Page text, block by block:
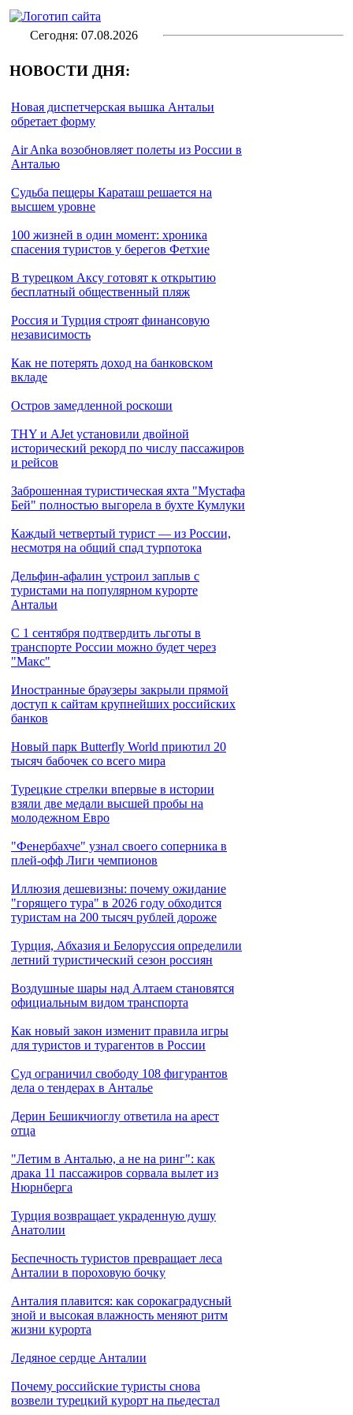
Сегодня: 07.08.2026
НОВОСТИ ДНЯ:
Новая диспетчерская вышка Антальи
обретает форму
Air Anka возобновляет полеты из России в
Анталью
Cудьба пещеры Караташ решается на
высшем уровне
100 жизней в один момент: хроника
спасения туристов у берегов Фетхие
В турецком Аксу готовят к открытию
бесплатный общественный пляж
Россия и Турция строят финансовую
независимость
Как не потерять доход на банковском
вкладе
Остров замедленной роскоши
THY и AJet установили двойной
исторический рекорд по числу пассажиров
и рейсов
Заброшенная туристическая яхта "Мустафа
Бей" полностью выгорела в бухте Кумлуки
Каждый четвертый турист — из России,
несмотря на общий спад турпотока
Дельфин-афалин устроил заплыв с
туристами на популярном курорте
Антальи
С 1 сентября подтвердить льготы в
транспорте России можно будет через
"Макс"
Иностранные браузеры закрыли прямой
доступ к сайтам крупнейших российских
банков
Новый парк Butterfly World приютил 20
тысяч бабочек со всего мира
Турецкие стрелки впервые в истории
взяли две медали высшей пробы на
молодежном Евро
"Фенербахче" узнал своего соперника в
плей-офф Лиги чемпионов
Иллюзия дешевизны: почему ожидание
"горящего тура" в 2026 году обходится
туристам на 200 тысяч рублей дороже
Турция, Абхазия и Белоруссия определили
летний туристический сезон россиян
Воздушные шары над Алтаем становятся
официальным видом транспорта
Как новый закон изменит правила игры
для туристов и турагентов в России
Cуд ограничил свободу 108 фигурантов
дела о тендерах в Анталье
Дерин Бешикчиоглу ответила на арест
отца
"Летим в Анталью, а не на ринг": как
драка 11 пассажиров сорвала вылет из
Нюрнберга
Турция возвращает украденную душу
Анатолии
Беспечность туристов превращает леса
Анталии в пороховую бочку
Анталия плавится: как сорокаградусный
зной и высокая влажность меняют ритм
жизни курорта
Ледяное сердце Анталии
Почему российские туристы снова
возвели турецкий курорт на пьедестал